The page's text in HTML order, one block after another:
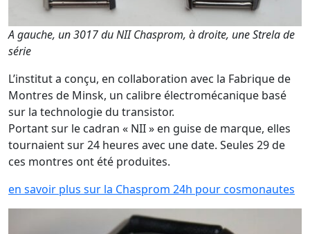
A gauche, un 3017 du NII Chasprom, à droite, une Strela de
série
L’institut a conçu, en collaboration avec la Fabrique de
Montres de Minsk, un calibre électromécanique basé
sur la technologie du transistor.
Portant sur le cadran « NII » en guise de marque, elles
tournaient sur 24 heures avec une date. Seules 29 de
ces montres ont été produites.
en savoir plus sur la Chasprom 24h pour cosmonautes